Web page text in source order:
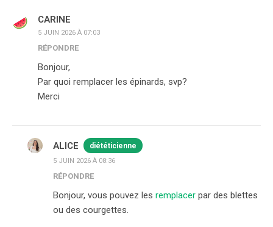
CARINE
5 JUIN 2026 À 07:03
RÉPONDRE
Bonjour,
Par quoi remplacer les épinards, svp?
Merci
ALICE diététicienne
5 JUIN 2026 À 08:36
RÉPONDRE
Bonjour, vous pouvez les remplacer par des blettes
ou des courgettes.